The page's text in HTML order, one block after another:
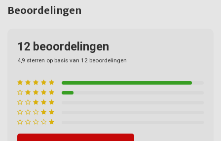
Beoordelingen
12 beoordelingen
4,9 sterren op basis van 12 beoordelingen